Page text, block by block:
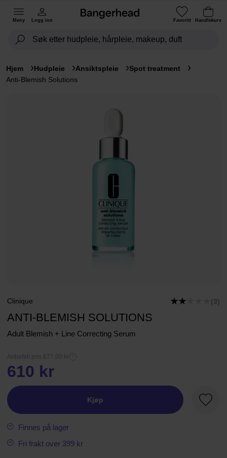
Meny Logg inn Favoritt Handlekurv
Hjem Hudpleie Ansiktspleie
Spot treatment
Anti-Blemish Solutions
Clinique (3)
ANTI-BLEMISH SOLUTIONS
Adult Blemish + Line Correcting Serum
Anbefalt pris 677,00 kr
610 kr
Kjøp
Finnes på lager
Fri frakt over 399 kr